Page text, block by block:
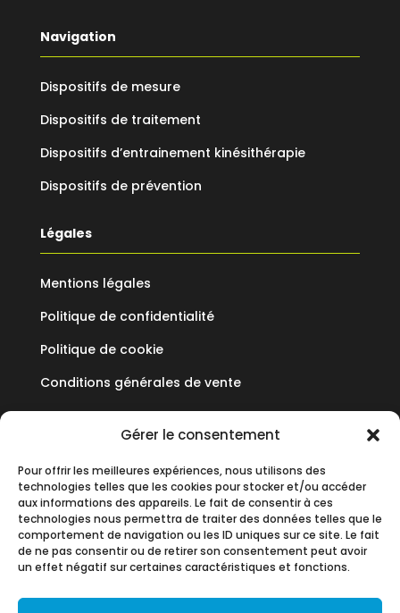
Gérer le consentement
Pour offrir les meilleures expériences, nous utilisons des
technologies telles que les cookies pour stocker et/ou accéder
aux informations des appareils. Le fait de consentir à ces
technologies nous permettra de traiter des données telles que le
comportement de navigation ou les ID uniques sur ce site. Le fait
de ne pas consentir ou de retirer son consentement peut avoir
un effet négatif sur certaines caractéristiques et fonctions.
Navigation
Dispositifs de mesure
Dispositifs de traitement
Dispositifs d’entrainement kinésithérapie
Dispositifs de prévention
Légales
Mentions légales
Politique de confidentialité
Politique de cookie
Conditions générales de vente
19 Allée des Vendanges
Parc aux Vignes
77183 CROISSY BEAUBOURG
+33 (0)1 60 93 90 60